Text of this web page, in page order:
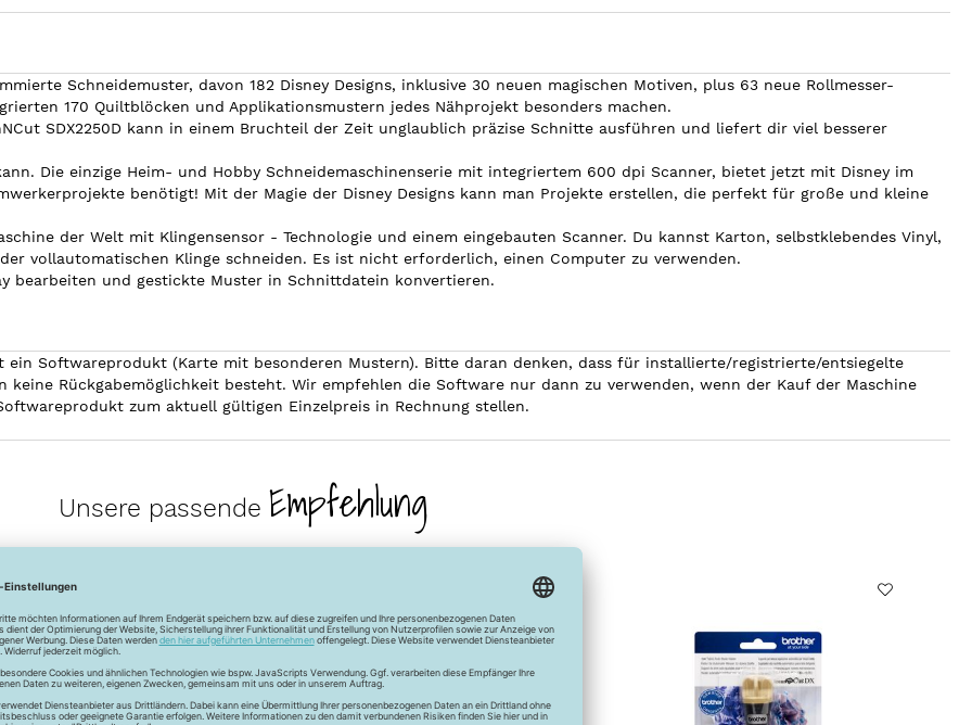
Schneidemuster, davon 182 Disney Designs, inklusive 30 neuen magischen Motiven, plus 63 neue Rollmesser-
170 Quiltblöcken und Applikationsmustern jedes Nähprojekt besonders machen.
SDX2250D kann in einem Bruchteil der Zeit unglaublich präzise Schnitte ausführen und liefert dir viel besserer
Die einzige Heim- und Hobby Schneidemaschinenserie mit integriertem 600 dpi Scanner, bietet jetzt mit Disney im
benötigt! Mit der Magie der Disney Designs kann man Projekte erstellen, die perfekt für große und kleine
der Welt mit Klingensensor - Technologie und einem eingebauten Scanner. Du kannst Karton, selbstklebendes Vinyl,
vollautomatischen Klinge schneiden. Es ist nicht erforderlich, einen Computer zu verwenden.
bearbeiten und gestickte Muster in Schnittdatein konvertieren.
ein Softwareprodukt (Karte mit besonderen Mustern). Bitte daran denken, dass für installierte/registrierte/entsiegelte
Rückgabemöglichkeit besteht. Wir empfehlen die Software nur dann zu verwenden, wenn der Kauf der Maschine
zum aktuell gültigen Einzelpreis in Rechnung stellen.
Unsere passende Empfehlung